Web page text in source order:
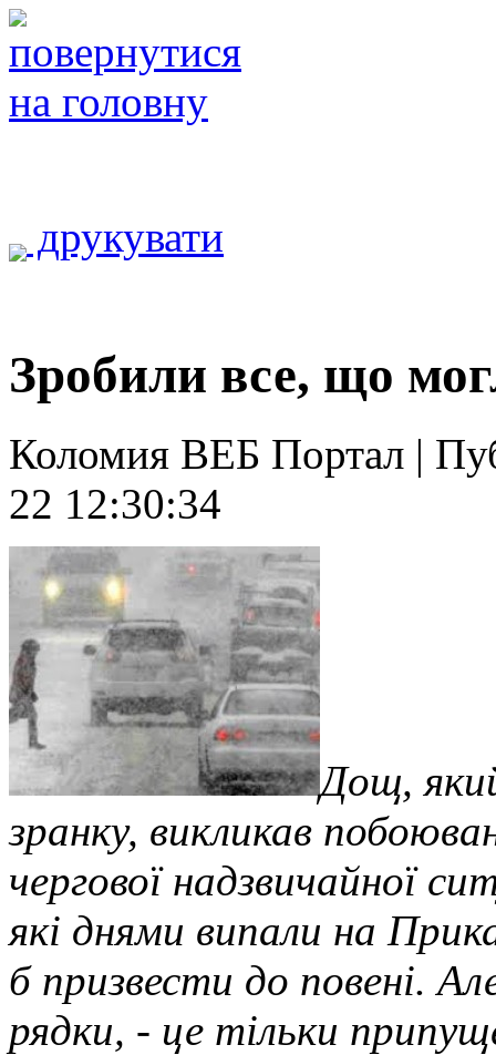
друкувати
Зробили все, що
Коломия ВЕБ Портал |
22 12:30:34
Дощ,
зранку, викликав
чергової надзвичайної
які днями випали на
б призвести до повені.
рядки, - це тільки